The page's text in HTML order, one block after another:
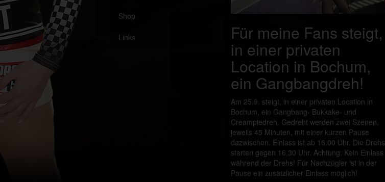
Shop
Links Für meine Fans steigt,
in einer privaten
Location in Bochum,
ein Gangbangdreh!
Am 25.9. steigt, in einer privaten Location in
Bochum, ein Gangbang- Bukkake- und
Creampiedreh. Gedreht werden zwei Szenen,
jeweils 45 Minuten, mit einer kurzen Pause
dazwischen. Einlass ist ab 16.00 Uhr. Die Drehs
starten gegen 16.30 Uhr. Achtung: Kein Einlass
während der Drehs! Für Nachzügler ist in der
Pause ein zusätzlicher Einlass möglich!